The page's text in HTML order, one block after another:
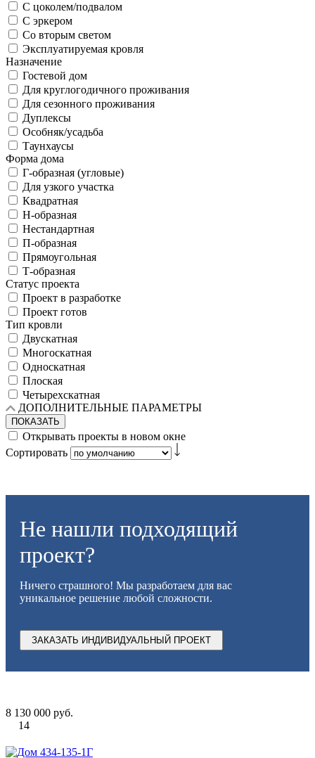
С цоколем/подвалом
С эркером
Со вторым светом
Эксплуатируемая кровля
Назначение
Гостевой дом
Для круглогодичного проживания
Для сезонного проживания
Дуплексы
Особняк/усадьба
Таунхаусы
Форма дома
Г-образная (угловые)
Для узкого участка
Квадратная
Н-образная
Нестандартная
П-образная
Прямоугольная
Т-образная
Статус проекта
Проект в разработке
Проект готов
Тип кровли
Двускатная
Многоскатная
Односкатная
Плоская
Четырехскатная
ДОПОЛНИТЕЛЬНЫЕ ПАРАМЕТРЫ
ПОКАЗАТЬ
Открывать проекты в новом окне
Сортировать
Не нашли подходящий
проект?
Ничего страшного! Мы разработаем для вас
уникальное решение любой сложности.
ЗАКАЗАТЬ ИНДИВИДУАЛЬНЫЙ ПРОЕКТ
8 130 000 руб.
14